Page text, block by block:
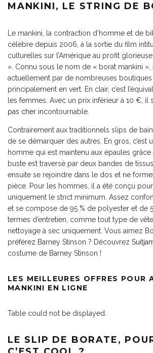
MANKINI, LE STRING DE
Le mankini, la contraction d’homme et de
célèbre depuis 2006, à la sortie du film
culturelles sur l’Amérique au profit
». Connu sous le nom de « borat mankini »,
actuellement par de nombreuses
principalement en vert. En clair, c’est
les femmes. Avec un prix inférieur à 10 €, il
pas cher incontournable.
Contrairement aux traditionnels slips de
de se démarquer des autres. En gros, c’est
homme qui est maintenu aux épaules
buste est traversé par deux bandes de
ensuite se rejoindre dans le dos et ne
pièce. Pour les hommes, il a été conçu
uniquement le strict minimum. Assez
et se compose de 95 % de polyester et de
termes d’entretien, comme tout type de
nettoyage à sec uniquement. Vous aimez
préférez Barney Stinson ? Découvrez
costume de Barney Stinson !
LES MEILLEURES OFFRES POUR
MANKINI EN LIGNE
Table could not be displayed.
LE SLIP DE BORATE,